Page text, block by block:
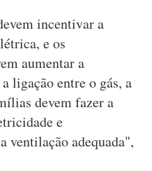
incentivar a
e os
aumentar a
ligação entre o gás, a
devem fazer a
e
ventilação adequada",